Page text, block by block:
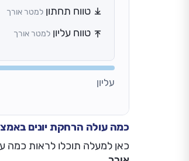
טווח תחתון למטר אורך
טווח עליון למטר אורך
עליון
כמה עולה הרחקת יונים
כאן למעלה תוכלו לראות כמה